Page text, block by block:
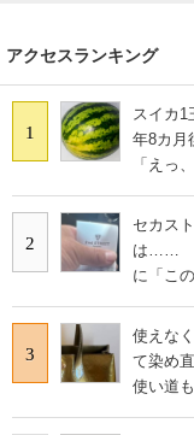
アクセスランキング
1
スイカ
年8カ月
「えっ
2
セカス
は……
に「こ
3
使えな
て染め
使い道